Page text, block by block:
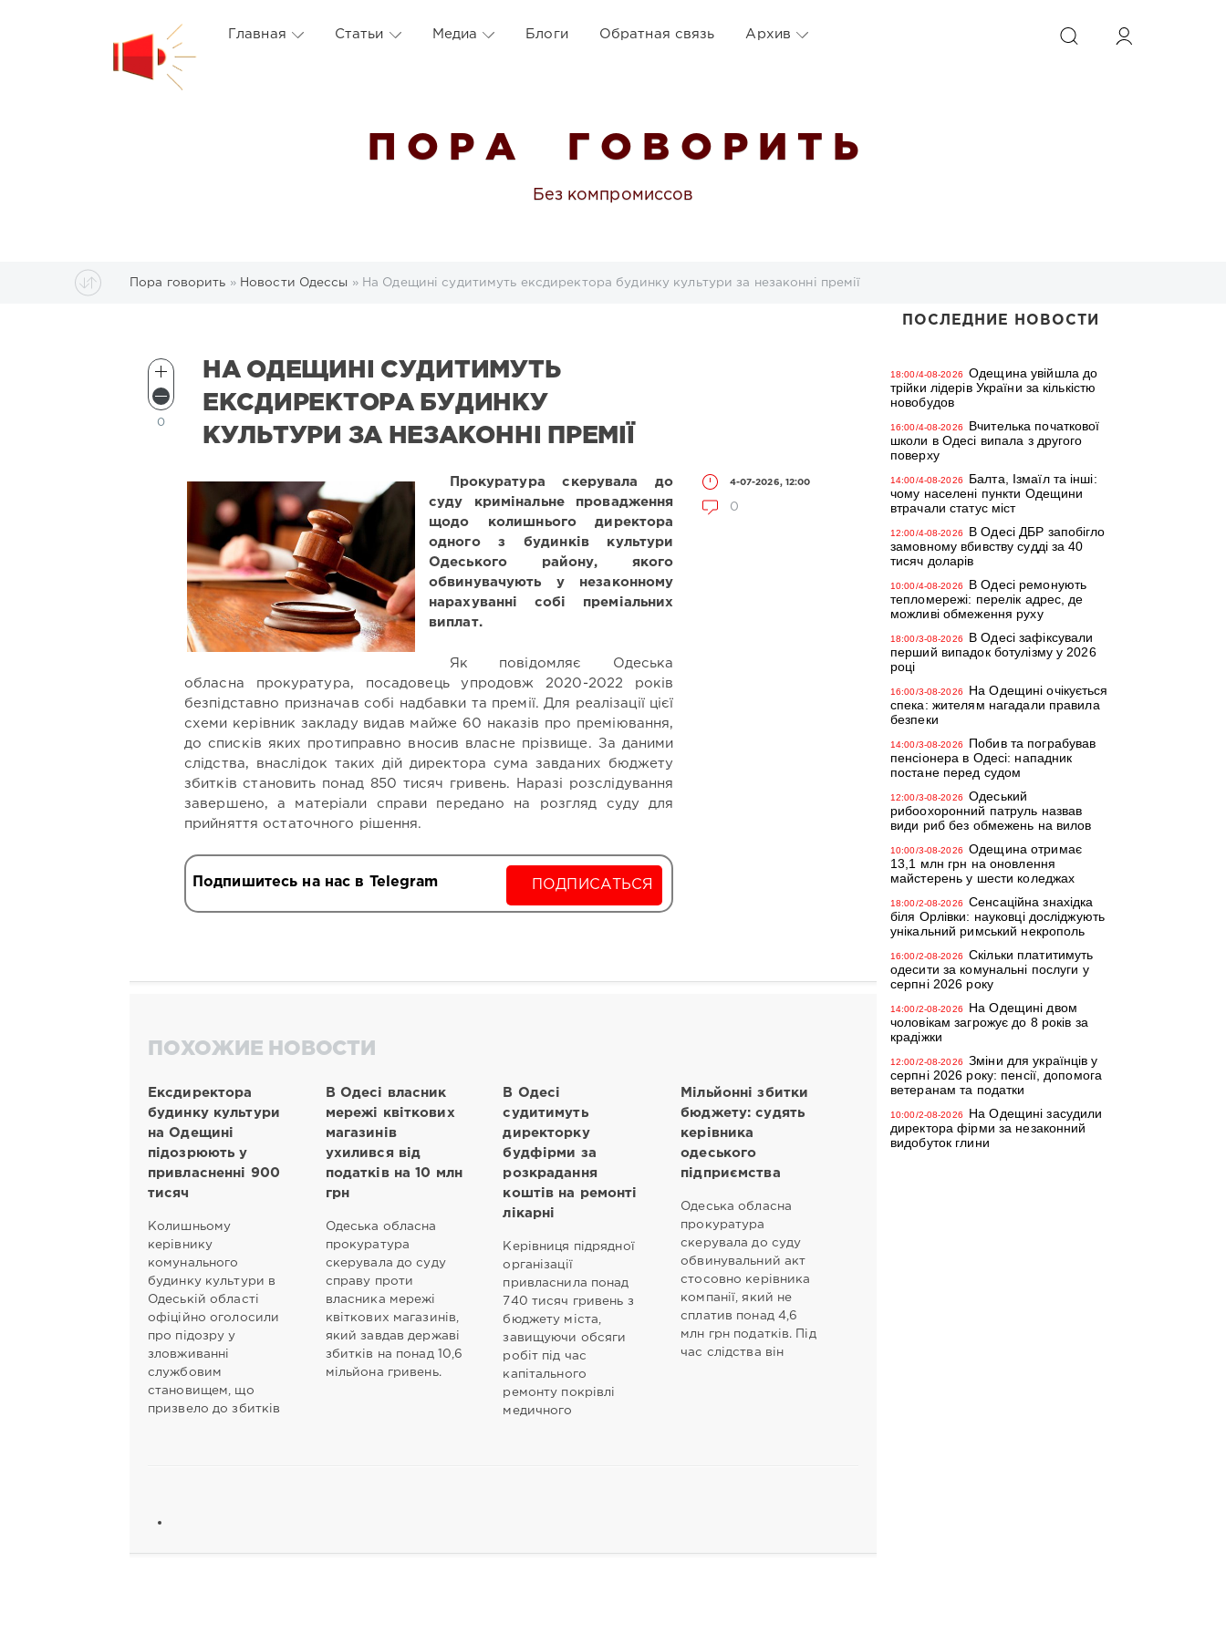
ИСКАТЬ
Главная Статьи Медиа Блоги Обратная связь Архив
П О Р А Г О В О Р И Т Ь
Без компромиссов
Пора говорить » Новости Одессы » На Одещині судитимуть ексдиректора будинку культури за незаконні премії
НА ОДЕЩИНІ СУДИТИМУТЬ
ЕКСДИРЕКТОРА БУДИНКУ
КУЛЬТУРИ ЗА НЕЗАКОННІ ПРЕМІЇ
4-07-2026, 12:00
0
0
Прокуратура скерувала до
суду кримінальне провадження
щодо колишнього директора
одного з будинків культури
Одеського району, якого
обвинувачують у незаконному
нарахуванні собі преміальних
виплат.
Як повідомляє Одеська
обласна прокуратура, посадовець упродовж 2020-2022 років
безпідставно призначав собі надбавки та премії. Для реалізації цієї
схеми керівник закладу видав майже 60 наказів про преміювання,
до списків яких протиправно вносив власне прізвище. За даними
слідства, внаслідок таких дій директора сума завданих бюджету
збитків становить понад 850 тисяч гривень. Наразі розслідування
завершено, а матеріали справи передано на розгляд суду для
прийняття остаточного рішення.
Подпишитесь на нас в Telegram ПОДПИСАТЬСЯ
ПОХОЖИЕ НОВОСТИ
Ексдиректора
будинку культури
на Одещині
підозрюють у
привласненні 900
тисяч
Колишньому
керівнику
комунального
будинку культури в
Одеській області
офіційно оголосили
про підозру у
зловживанні
службовим
становищем, що
призвело до збитків
В Одесі власник
мережі квіткових
магазинів
ухилився від
податків на 10 млн
грн
Одеська обласна
прокуратура
скерувала до суду
справу проти
власника мережі
квіткових магазинів,
який завдав державі
збитків на понад 10,6
мільйона гривень.
В Одесі
судитимуть
директорку
будфірми за
розкрадання
коштів на ремонті
лікарні
Керівниця підрядної
організації
привласнила понад
740 тисяч гривень з
бюджету міста,
завищуючи обсяги
робіт під час
капітального
ремонту покрівлі
медичного
Мільйонні збитки
бюджету: судять
керівника
одеського
підприємства
Одеська обласна
прокуратура
скерувала до суду
обвинувальний акт
стосовно керівника
компанії, який не
сплатив понад 4,6
млн грн податків. Під
час слідства він
ПОСЛЕДНИЕ НОВОСТИ
18:00/4-08-2026
Одещина увійшла до
трійки лідерів України за кількістю
новобудов
16:00/4-08-2026
Вчителька початкової
школи в Одесі випала з другого
поверху
14:00/4-08-2026
Балта, Ізмаїл та інші:
чому населені пункти Одещини
втрачали статус міст
12:00/4-08-2026
В Одесі ДБР запобігло
замовному вбивству судді за 40
тисяч доларів
10:00/4-08-2026
В Одесі ремонують
тепломережі: перелік адрес, де
можливі обмеження руху
18:00/3-08-2026
В Одесі зафіксували
перший випадок ботулізму у 2026
році
16:00/3-08-2026
На Одещині очікується
спека: жителям нагадали правила
безпеки
14:00/3-08-2026
Побив та пограбував
пенсіонера в Одесі: нападник
постане перед судом
12:00/3-08-2026
Одеський
рибоохоронний патруль назвав
види риб без обмежень на вилов
10:00/3-08-2026
Одещина отримає
13,1 млн грн на оновлення
майстерень у шести коледжах
18:00/2-08-2026
Сенсаційна знахідка
біля Орлівки: науковці досліджують
унікальний римський некрополь
16:00/2-08-2026
Скільки платитимуть
одесити за комунальні послуги у
серпні 2026 року
14:00/2-08-2026
На Одещині двом
чоловікам загрожує до 8 років за
крадіжки
12:00/2-08-2026
Зміни для українців у
серпні 2026 року: пенсії, допомога
ветеранам та податки
10:00/2-08-2026
На Одещині засудили
директора фірми за незаконний
видобуток глини